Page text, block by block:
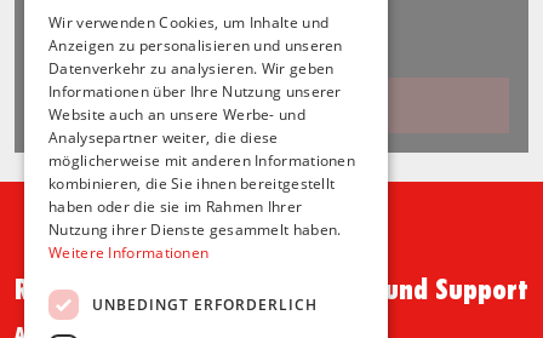
Recht und Ordnung Hilfe und Support
Wir verwenden Cookies, um Inhalte und
Anzeigen zu personalisieren und unseren
Datenverkehr zu analysieren. Wir geben
Informationen über Ihre Nutzung unserer
Website auch an unsere Werbe- und
Analysepartner weiter, die diese
möglicherweise mit anderen Informationen
kombinieren, die Sie ihnen bereitgestellt
haben oder die sie im Rahmen Ihrer
Nutzung ihrer Dienste gesammelt haben.
Weitere Informationen
UNBEDINGT ERFORDERLICH